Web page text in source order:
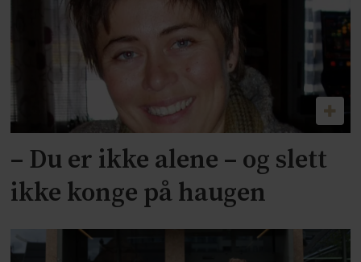
– Du er ikke alene – og slett
ikke konge på haugen